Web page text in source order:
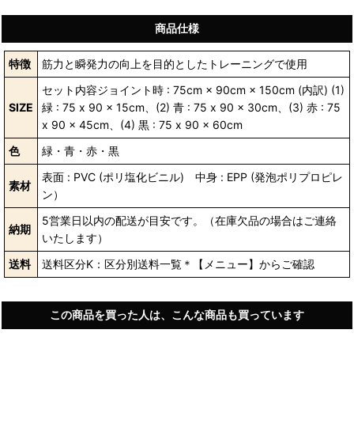
商品仕様
特徴 筋力と瞬発力の向上を目的としたトレーニングで使用
SIZE
セット内容ジョイント時 : 75cm × 90cm × 150cm (内訳) (1)
緑 : 75 x 90 x 15cm、(2) 青 : 75 x 90 x 30cm、(3) 赤 : 75
x 90 x 45cm、(4) 黒 : 75 x 90 x 60cm
色
緑・青・赤・黒
素材
表面 : PVC (ポリ塩化ビニル) 中身 : EPP (発泡ポリプロピレ
ン）
納期
5営業日以内の配送が目安です。（在庫欠品の場合はご連絡
いたします）
送料
送料区分K：区分別送料一覧＊【メニュー】からご確認
この商品を買った人は、こんな商品も買っています